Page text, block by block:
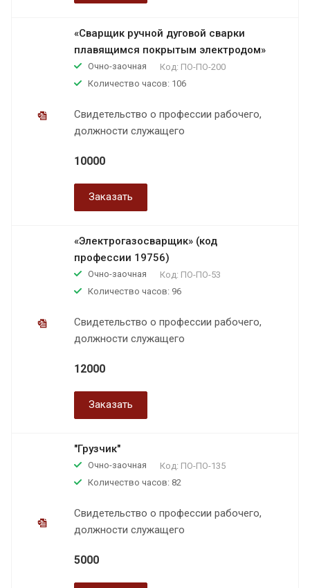
«Сварщик ручной дуговой сварки
плавящимся покрытым электродом»
Очно-заочная Код: ПО-ПО-200
Количество часов: 106
Свидетельство о профессии рабочего,
должности служащего
10000
Заказать
«Электрогазосварщик» (код
профессии 19756)
Очно-заочная Код: ПО-ПО-53
Количество часов: 96
Свидетельство о профессии рабочего,
должности служащего
12000
Заказать
"Грузчик"
Очно-заочная Код: ПО-ПО-135
Количество часов: 82
Свидетельство о профессии рабочего,
должности служащего
5000